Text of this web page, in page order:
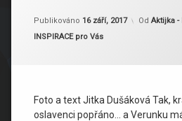
Publikováno 16 září, 2017 Od Aktijka -
Kategorie:
INSPIRACE pro Vás
Foto a text Jitka Dušáková Tak,
oslavenci popřáno… a Verunku